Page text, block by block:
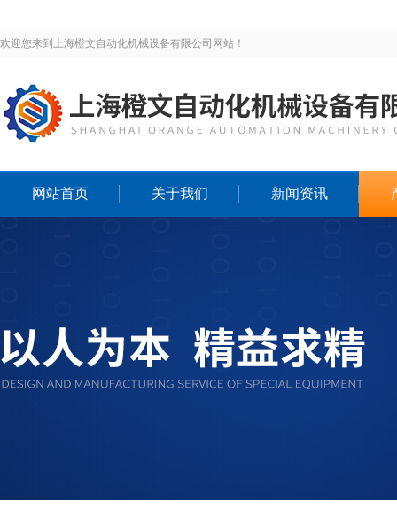
欢迎您来到上海橙文自动化机械设备有限公司网站！
网站首页 关于我们 新闻资讯